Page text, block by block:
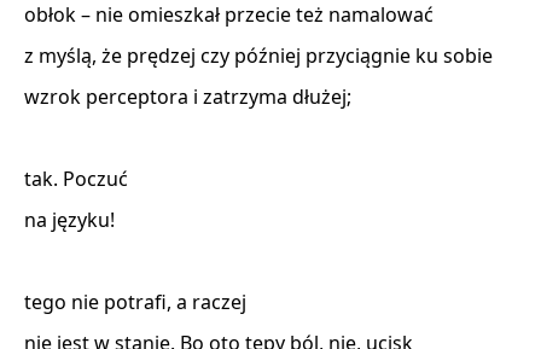
obłok – nie omieszkał przecie też namalować
z myślą, że prędzej czy później przyciągnie ku sobie
wzrok perceptora i zatrzyma dłużej;
tak. Poczuć
na języku!
tego nie potrafi, a raczej
nie jest w stanie. Bo oto tępy ból, nie, ucisk